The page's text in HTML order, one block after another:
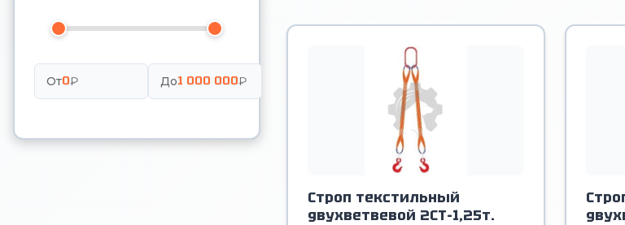
От0₽ До1 000 000₽
Строп текстильный
двухветвевой 2СТ-1,25т.